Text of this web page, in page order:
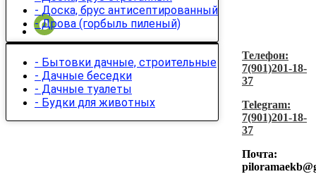
Телефон:
7(901)201-18-
37
Telegram:
7(901)201-18-
37
Почта:
- Доска, брус антисептированный
- Дрова (горбыль пиленый)
- Бытовки дачные, строительные
- Дачные беседки
- Дачные туалеты
- Будки для животных